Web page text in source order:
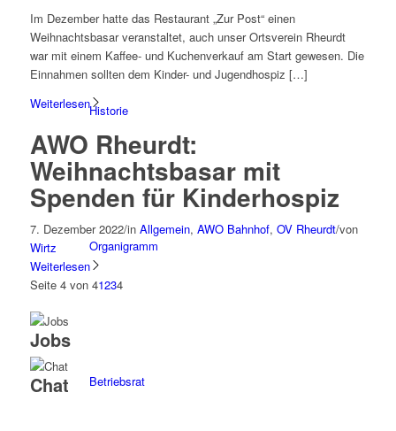
Historie
Organigramm
Betriebsrat
Im Dezember hatte das Restaurant „Zur Post“ einen
Weihnachtsbasar veranstaltet, auch unser Ortsverein Rheurdt
war mit einem Kaffee- und Kuchenverkauf am Start gewesen. Die
Einnahmen sollten dem Kinder- und Jugendhospiz […]
Weiterlesen
AWO Rheurdt:
Weihnachtsbasar mit
Spenden für Kinderhospiz
7. Dezember 2022/in Allgemein, AWO Bahnhof, OV Rheurdt/von
Wirtz
Weiterlesen
Seite 4 von 41234
Jobs
Chat